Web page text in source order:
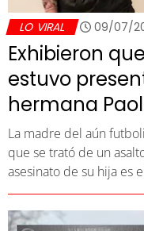
LO VIRAL 09/07/
Exhibieron
estuvo
hermana
La madre del aún
que se trató de un
asesinato de su hija es